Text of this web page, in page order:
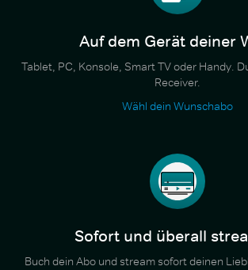
Auf dem Gerät deiner
Tablet, PC, Konsole, Smart TV oder Handy.
Receiver.
Wähl dein Wunschabo
Sofort und überall
Buch dein Abo und stream sofort deinen